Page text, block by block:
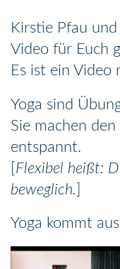
Kirstie Pfau
Video für Euch
Es ist ein Video
Yoga sind
Sie machen
entspannt.
Flexibel heißt:
beweglich.
Yoga kommt